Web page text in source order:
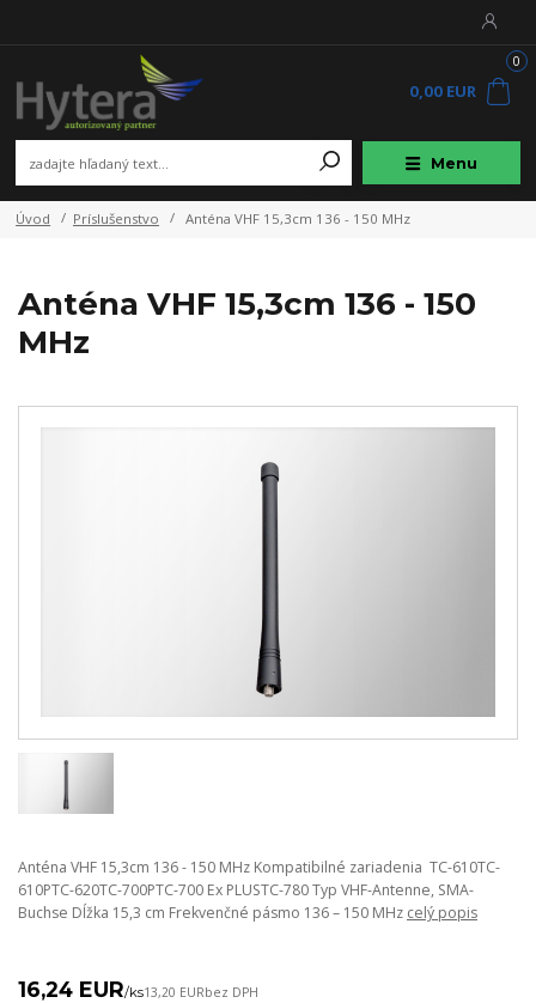
Menu
0
0,00 EUR
Úvod Príslušenstvo Anténa VHF 15,3cm 136 - 150 MHz
Anténa VHF 15,3cm 136 - 150
MHz
Anténa VHF 15,3cm 136 - 150 MHz Kompatibilné zariadenia TC-610TC-
610PTC-620TC-700PTC-700 Ex PLUSTC-780 Typ VHF-Antenne, SMA-
Buchse Dĺžka 15,3 cm Frekvenčné pásmo 136 – 150 MHz celý popis
16,24 EUR/ks13,20 EURbez DPH